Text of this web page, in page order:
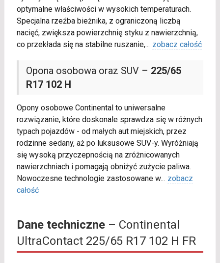
optymalne właściwości w wysokich temperaturach.
Specjalna rzeźba bieżnika, z ograniczoną liczbą
nacięć, zwiększa powierzchnię styku z nawierzchnią,
co przekłada się na stabilne ruszanie,... zobacz całość
Opona osobowa oraz SUV – 225/65
R17 102 H
Opony osobowe Continental to uniwersalne
rozwiązanie, które doskonale sprawdza się w różnych
typach pojazdów - od małych aut miejskich, przez
rodzinne sedany, aż po luksusowe SUV-y. Wyróżniają
się wysoką przyczepnością na zróżnicowanych
nawierzchniach i pomagają obniżyć zużycie paliwa.
Nowoczesne technologie zastosowane w... zobacz
całość
Dane techniczne– Continental
UltraContact 225/65 R17 102 H FR